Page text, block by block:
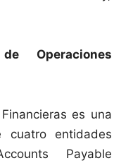
Operaciones
es una
cuatro entidades
Payable